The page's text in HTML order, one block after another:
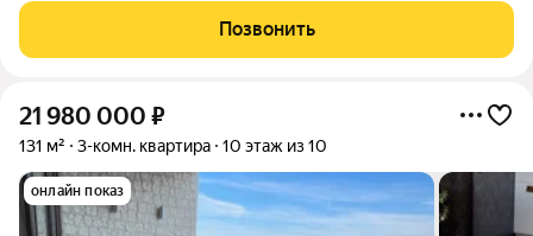
Позвонить
21 980 000 ₽
131 м² 3-комн. квартира 10 этаж из 10
онлайн показ